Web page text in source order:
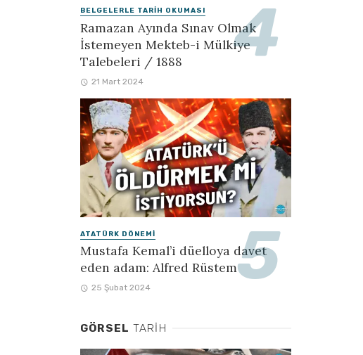
BELGELERLE TARIH OKUMASI
Ramazan Ayında Sınav Olmak
İstemeyen Mekteb-i Mülkiye
Talebeleri / 1888
21 Mart 2024
ATATÜRK DÖNEMI
Mustafa Kemal’i düelloya davet
eden adam: Alfred Rüstem
25 Şubat 2024
GÖRSEL TARIH